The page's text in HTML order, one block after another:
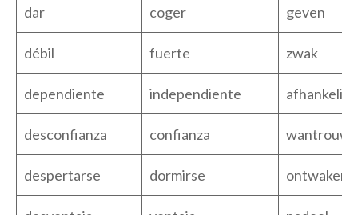
dar coger geven
débil fuerte zwak
dependiente independiente afhankelijk
desconfianza confianza
despertarse dormirse ontwaken